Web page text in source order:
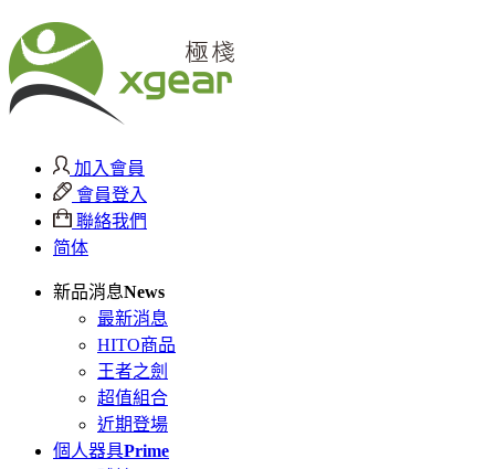
加入會員
會員登入
聯絡我們
简体
新品消息News
最新消息
HITO商品
王者之劍
超值組合
近期登場
個人器具Prime